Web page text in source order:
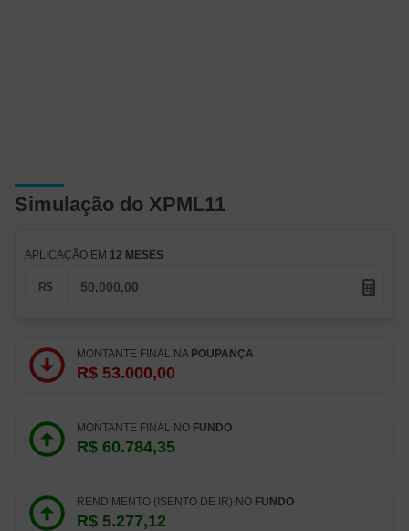
Simulação do XPML11
APLICAÇÃO EM 12 MESES
R$
MONTANTE FINAL NA POUPANÇA
R$ 53.000,00
MONTANTE FINAL NO FUNDO
R$ 60.784,35
RENDIMENTO (ISENTO DE IR) NO FUNDO
R$ 5.277,12